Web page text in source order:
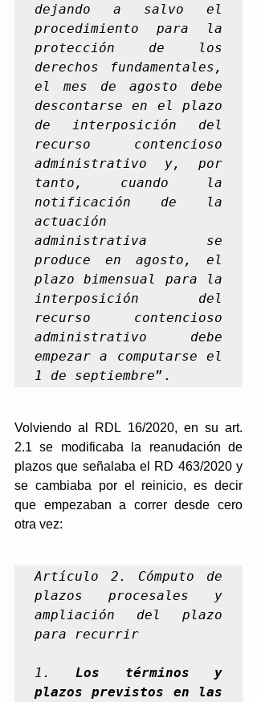
dejando a salvo el
procedimiento para la
protección de los
derechos fundamentales,
el mes de agosto debe
descontarse en el plazo
de interposición del
recurso contencioso
administrativo y, por
tanto, cuando la
notificación de la
actuación
administrativa se
produce en agosto, el
plazo bimensual para la
interposición del
recurso contencioso
administrativo debe
empezar a computarse el
1 de septiembre”.
Volviendo al RDL 16/2020, en su art.
2.1 se modificaba la reanudación de
plazos que señalaba el RD 463/2020 y
se cambiaba por el reinicio, es decir
que empezaban a correr desde cero
otra vez:
Artículo 2. Cómputo de
plazos procesales y
ampliación del plazo
para recurrir
1. Los términos y
plazos previstos en las